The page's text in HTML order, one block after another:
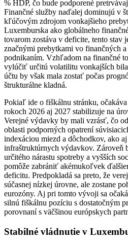
% HDP, čo bude podporené
Finančné služby naďalej dominujú v
kľúčovým zdrojom vonkajšieho
Luxemburska ako globálneho
tovarom zostáva v deficite, tento stav
značnými prebytkami vo finančných
podnikaním. Vzhľadom na finančné
vylúčiť určitú volatilitu vonkajších
účtu by však mala zostať počas
štrukturálne kladná.
Pokiaľ ide o fiškálnu stránku,
rokoch 2026 aj 2027 stabilizuje na
Verejné výdavky by mali vzrásť, čo
oblasti podporných opatrení
indexáciou miezd a dôchodkov, ako
infraštruktúrnych výdavkov. Zároveň
určitého nárastu spotreby a vyšších
pomôže zabrániť akémukoľvek
deficitu. Predpokladá sa preto, že
súčasnej nízkej úrovne, ale zostane
eurozóny. Aj pri tomto vývoji sa
silnú fiškálnu pozíciu s dostatočným
porovnaní s väčšinou európskych
Stabilné vládnutie v